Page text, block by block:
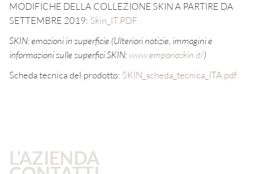
MODIFICHE DELLA COLLEZIONE SKIN A PARTIRE DA
SETTEMBRE 2019: Skin_IT.PDF
SKIN: emozioni in superficie (Ulteriori notizie, immagini e
informazioni sulle superfici SKIN:www.emporioskin.it/)
Scheda tecnica del prodotto: SKIN_scheda_tecnica_ITA.pdf
L’AZIENDA